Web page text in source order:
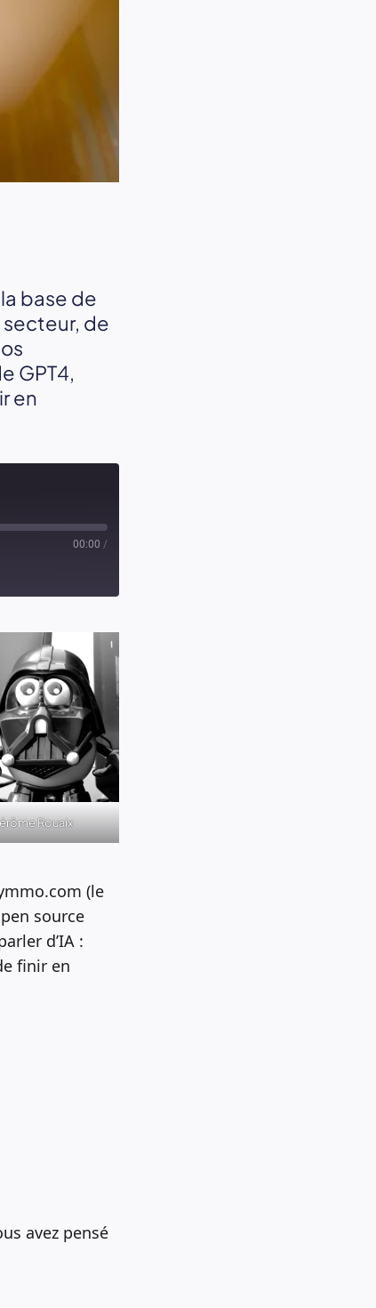
base de
de
GPT4,
en
00:00 /
Rouaix
(le
source
d’IA :
finir en
avez pensé